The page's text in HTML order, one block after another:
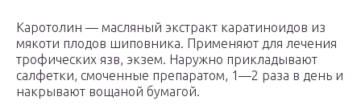
Каротолин — масляный экстракт каратиноидов из
мякоти плодов шиповника. Применяют для лечения
трофических язв, экзем. Наружно прикладывают
салфетки, смоченные препаратом, 1—2 раза в день и
накрывают вощаной бумагой.